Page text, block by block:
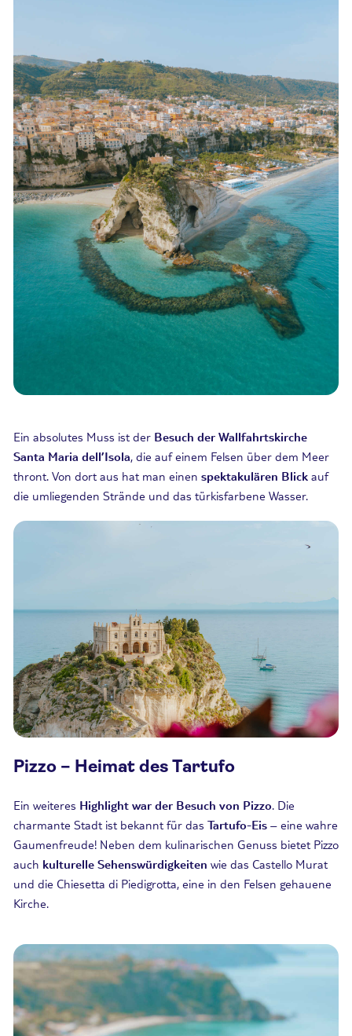
Ein absolutes Muss ist der Besuch der Wallfahrtskirche
Santa Maria dell’Isola , die auf einem Felsen über dem Meer
thront. Von dort aus hat man einen spektakulären Blick auf
die umliegenden Strände und das türkisfarbene Wasser.
Pizzo – Heimat des Tartufo
Ein weiteres Highlight war der Besuch von Pizzo. Die
charmante Stadt ist bekannt für das Tartufo-Eis – eine wahre
Gaumenfreude! Neben dem kulinarischen Genuss bietet Pizzo
auch kulturelle Sehenswürdigkeiten wie das Castello Murat
und die Chiesetta di Piedigrotta, eine in den Felsen gehauene
Kirche.